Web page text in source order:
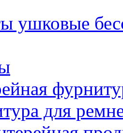
ушковые
для